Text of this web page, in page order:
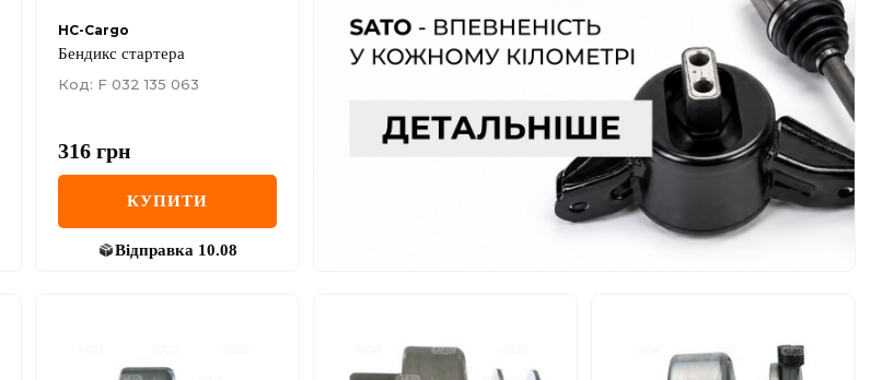
HC-Cargo
Бендикс стартера
Код: F 032 135 063
316 грн
КУПИТИ
Відправка 10.08